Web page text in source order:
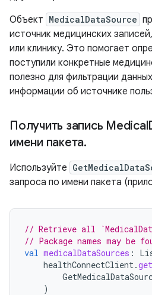
Объект MedicalDataSource
источник медицинских
или клинику. Это помогает
поступили конкретные
полезно для фильтрации
информации об источнике
Получить запись Medical
имени пакета.
Используйте
запроса по имени пакета
// Retrieve all
// Package names may be
val medicalDataSources :
healthConnectClient.
)